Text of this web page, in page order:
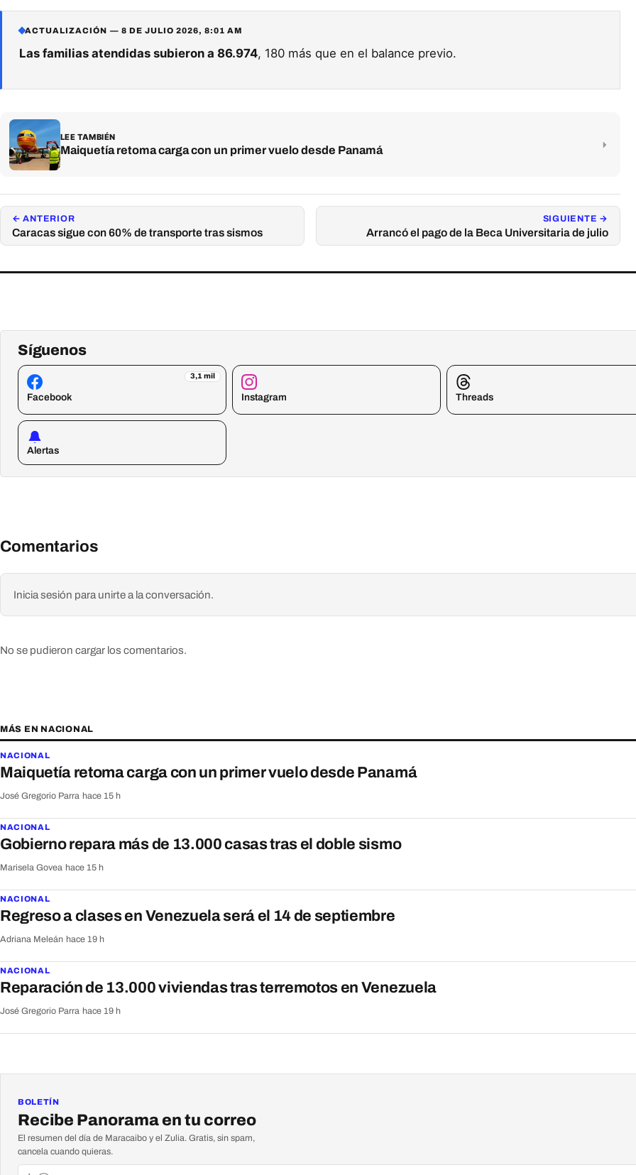
ACTUALIZACIÓN — 8 DE JULIO 2026, 8:01 AM
Las familias atendidas subieron a 86.974, 180 más que en el balance previo.
LEE TAMBIÉN
Maiquetía retoma carga con un primer vuelo desde Panamá
← ANTERIOR
Caracas sigue con 60% de transporte tras sismos
SIGUIENTE →
Arrancó el pago de la Beca Universitaria de julio
Síguenos
3,1 mil
Facebook Instagram Threads
Alertas
Comentarios
Inicia sesión para unirte a la conversación.
No se pudieron cargar los comentarios.
MÁS EN NACIONAL
NACIONAL
Maiquetía retoma carga con un primer vuelo desde Panamá
José Gregorio Parra hace 15 h
NACIONAL
Gobierno repara más de 13.000 casas tras el doble sismo
Marisela Govea hace 15 h
NACIONAL
Regreso a clases en Venezuela será el 14 de septiembre
Adriana Meleán hace 19 h
NACIONAL
Reparación de 13.000 viviendas tras terremotos en Venezuela
José Gregorio Parra hace 19 h
BOLETÍN
Recibe Panorama en tu correo
El resumen del día de Maracaibo y el Zulia. Gratis, sin spam,
cancela cuando quieras.